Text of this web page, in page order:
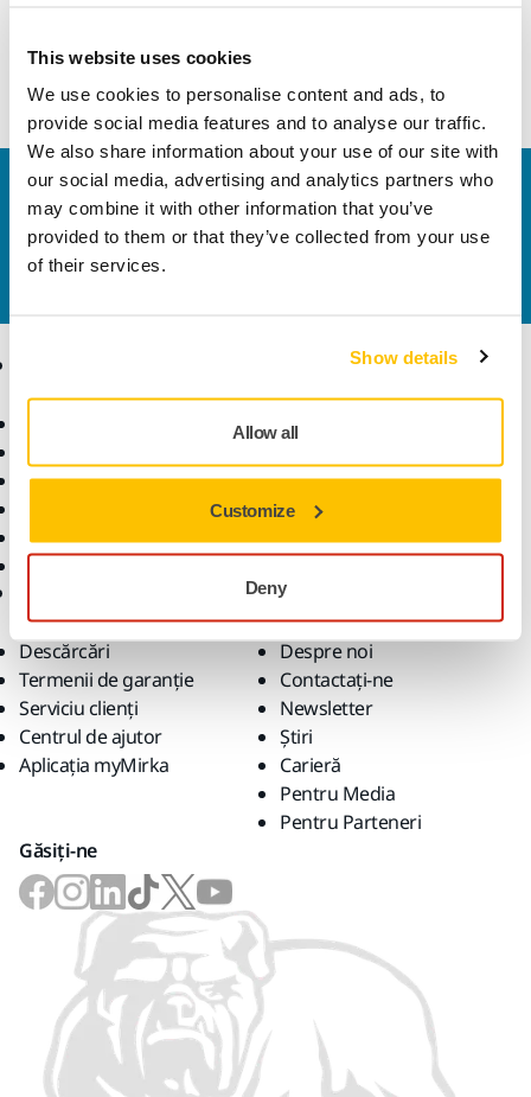
This website uses cookies
We use cookies to personalise content and ads, to
provide social media features and to analyse our traffic.
We also share information about your use of our site with
our social media, advertising and analytics partners who
may combine it with other information that you’ve
provided to them or that they’ve collected from your use
of their services.
Show details
Allow all
Customize
Deny
Contactaţi-ne
Doriți să aflați mai multe?
Vă rugăm să ne contactați
iar echipa noastră de suport formată din experți vă
Abrazivi și compuși
Accesorii și consumabile
Superabrazivi
Branduri de top
Expertiză
Industrii
Soluții
Descărcări
Termenii de garanție
Serviciu clienți
Centrul de ajutor
Aplicația myMirka
Companie
Despre noi
Contactaţi-ne
Newsletter
Știri
Carieră
Pentru Media
Pentru Parteneri
Găsiți-ne